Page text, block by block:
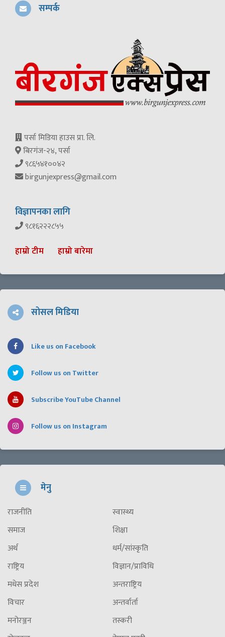
सम्पर्क
पर्सा मिडिया हाउस प्रा. लि.
बिरगंज-२४, पर्सा
९८६५४१००४२
birgunjexpress@gmail.com
विज्ञापनका लागि
९८१६२२२८५५
हाम्रो टीम हाम्रो बारेमा
सोसल मिडिया
Like us on Facebook
Follow us on Twitter
Subscribe YouTube Channel
Follow us on Instagram
मेनु
राजनीति
समाज
अर्थ
राष्ट्रिय
मधेस प्रदेश
विचार
मनोरञ्जन
स्वास्थ्य
शिक्षा
धर्म/सांस्कृति
विज्ञान/प्राविधि
अन्तराष्ट्रिय
अन्तर्वार्ता
तस्करी